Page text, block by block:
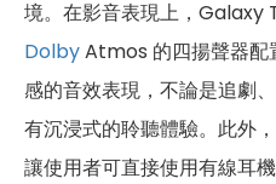
境。在影音表現上，Galaxy
DolbyAtmos 的四揚聲器配
感的音效表現，不論是追劇
有沉浸式的聆聽體驗。此外
讓使用者可直接使用有線耳